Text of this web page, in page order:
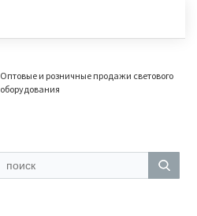
Оптовые и розничные продажи светового
оборудования